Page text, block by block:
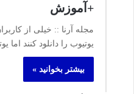
+آموزش
مجله آرنا :: خیلی از
یوتیوب را دانلود کنند اما
بیشتر بخوانید »